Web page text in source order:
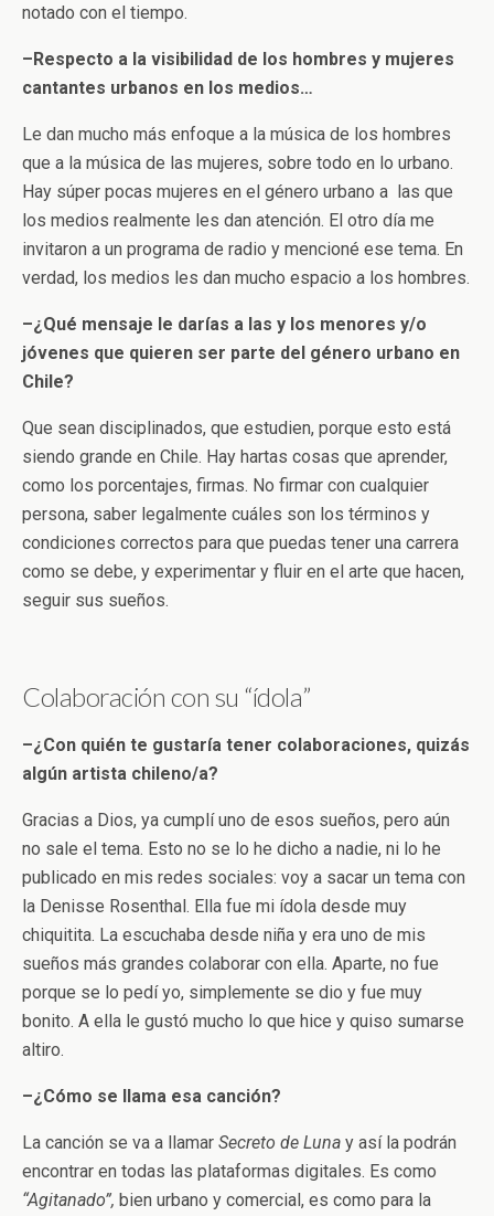
notado con el tiempo.
–Respecto a la visibilidad de los hombres y mujeres
cantantes urbanos en los medios…
Le dan mucho más enfoque a la música de los hombres
que a la música de las mujeres, sobre todo en lo urbano.
Hay súper pocas mujeres en el género urbano a las que
los medios realmente les dan atención. El otro día me
invitaron a un programa de radio y mencioné ese tema. En
verdad, los medios les dan mucho espacio a los hombres.
–¿Qué mensaje le darías a las y los menores y/o
jóvenes que quieren ser parte del género urbano en
Chile?
Que sean disciplinados, que estudien, porque esto está
siendo grande en Chile. Hay hartas cosas que aprender,
como los porcentajes, firmas. No firmar con cualquier
persona, saber legalmente cuáles son los términos y
condiciones correctos para que puedas tener una carrera
como se debe, y experimentar y fluir en el arte que hacen,
seguir sus sueños.
Colaboración con su “ídola”
–¿Con quién te gustaría tener colaboraciones, quizás
algún artista chileno/a?
Gracias a Dios, ya cumplí uno de esos sueños, pero aún
no sale el tema. Esto no se lo he dicho a nadie, ni lo he
publicado en mis redes sociales: voy a sacar un tema con
la Denisse Rosenthal. Ella fue mi ídola desde muy
chiquitita. La escuchaba desde niña y era uno de mis
sueños más grandes colaborar con ella. Aparte, no fue
porque se lo pedí yo, simplemente se dio y fue muy
bonito. A ella le gustó mucho lo que hice y quiso sumarse
altiro.
–¿Cómo se llama esa canción?
La canción se va a llamar Secreto de Luna y así la podrán
encontrar en todas las plataformas digitales. Es como
“Agitanado”, bien urbano y comercial, es como para la